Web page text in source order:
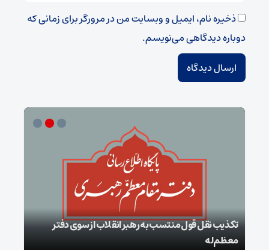
ذخیره نام، ایمیل و وبسایت من در مرورگر برای زمانی که
دوباره دیدگاهی می‌نویسم.
تکذیب نقل قول منتسب به رهبر انقلاب از سوی دفتر
معظم‌له